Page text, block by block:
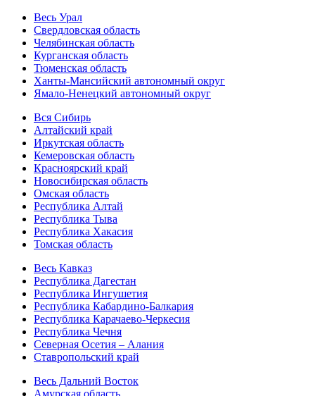
Весь Урал
Свердловская область
Челябинская область
Курганская область
Тюменская область
Ханты-Мансийский автономный округ
Ямало-Ненецкий автономный округ
Вся Сибирь
Алтайский край
Иркутская область
Кемеровская область
Красноярский край
Новосибирская область
Омская область
Республика Алтай
Республика Тыва
Республика Хакасия
Томская область
Весь Кавказ
Республика Дагестан
Республика Ингушетия
Республика Кабардино-Балкария
Республика Карачаево-Черкесия
Республика Чечня
Северная Осетия – Алания
Ставропольский край
Весь Дальний Восток
Амурская область